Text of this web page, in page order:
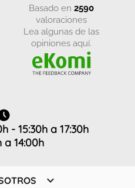
basado en 2590
valoraciones
Lea algunas de las
opiniones aquí.
- 15:30h a 17:30h
a 14:00h
